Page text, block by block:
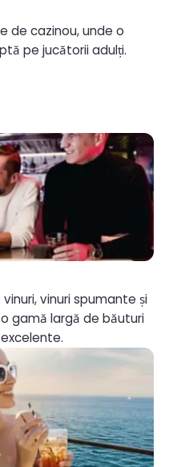
de cazinou, unde o
pe jucătorii adulți.
vinuri spumante și
gamă largă de băuturi